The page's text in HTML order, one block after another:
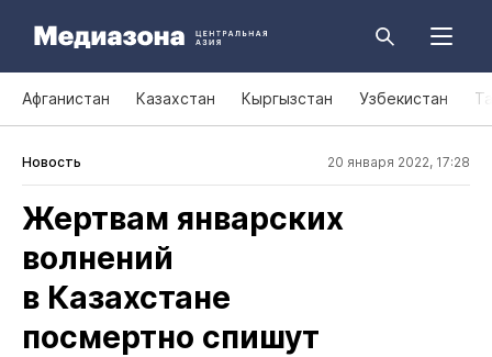
Афганистан Казахстан Кыргызстан Узбекистан
Новость 20 января 2022, 17:28
Жертвам январских
волнений
в Казахстане
посмертно спишут